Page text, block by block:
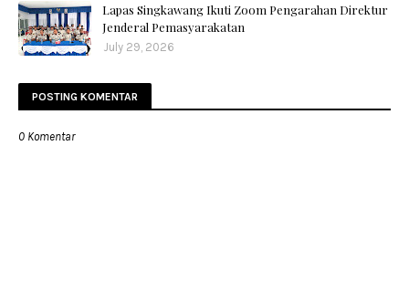
Lapas Singkawang Ikuti Zoom Pengarahan Direktur
Jenderal Pemasyarakatan
July 29, 2026
POSTING KOMENTAR
0 Komentar